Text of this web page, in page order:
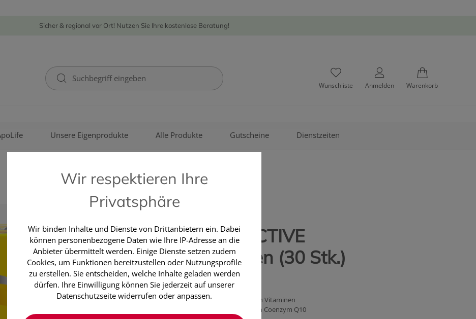
Sicher & regional vor Ort! Nutzen Sie Ihre kostenlose Beratung!
Wunschliste Anmelden Warenkorb
Unsere Eigenprodukte Alle Produkte Gutscheine Dienstzeiten
BAYER AUSTRIA GMBH
Supradyn® ACTIVE
Brausetabletten (30 Stk.)
Aktiv und leistungsfähig fühlen
Die tägliche Basisversorgung mit allen Vitaminen
Enthält Antioxidantien und zusätzlich Coenzym Q10
Wir respektieren Ihre
Privatsphäre
Wir binden Inhalte und Dienste von Drittanbietern ein. Dabei
können personenbezogene Daten wie Ihre IP-Adresse an die
Anbieter übermittelt werden. Einige Dienste setzen zudem
Cookies, um Funktionen bereitzustellen oder Nutzungsprofile
zu erstellen. Sie entscheiden, welche Inhalte geladen werden
dürfen. Ihre Einwilligung können Sie jederzeit auf unserer
Datenschutzseite widerrufen oder anpassen.